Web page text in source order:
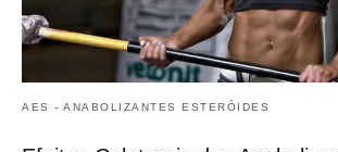
AES - ANABOLIZANTES ESTERÓIDES